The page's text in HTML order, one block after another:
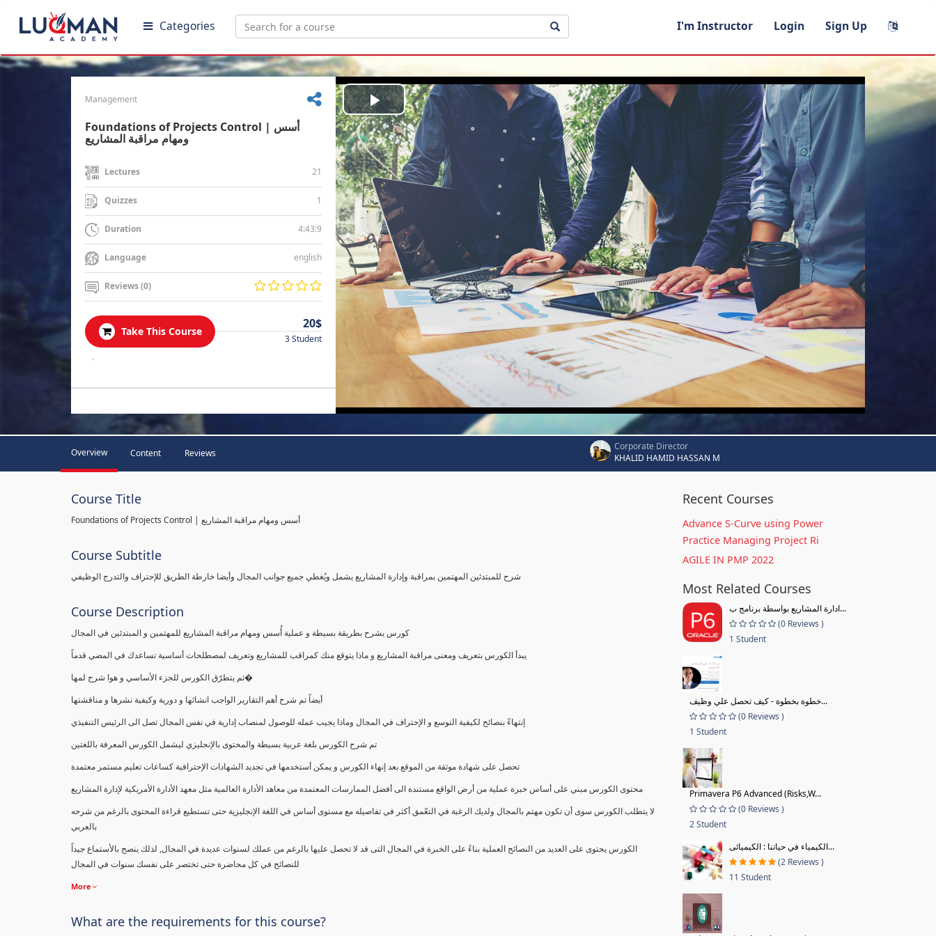
Categories I'm Instructor Login Sign Up
Management
Foundations of Projects Control | أسس
ومهام مراقبة المشاريع
Lectures 21
Quizzes 1
Duration 4:43:9
Language english
Reviews (0)
Take This Course
20$
3 Student
.
Play
Video
Overview Content Reviews
Corporate Director
KHALID HAMID HASSAN M
Course Title
Foundations of Projects Control | أسس ومهام مراقبة المشاريع
Course Subtitle
شرح للمبتدئين المهتمين بمراقبة وإدارة المشاريع يشمل ويُغطي جميع جوانب المجال وأيضا خارطة الطريق للإحتراف والتدرج الوظيفي
Course Description
كورس يشرح بطريقة بسيطة و عملية أُسس ومهام مراقبة المشاريع للمهتمين و المبتدئين في المجال
يبدأ الكورس بتعريف ومعنى مراقبة المشاريع و ماذا يتوقع منك كمراقب للمشاريع وتعريف لمصطلحات أساسية تساعدك في المضي قدماً
ثم يتطرّق الكورس للجزء الأساسي و هوا شرح لمها�
أيضاً تم شرح أهم التقارير الواجب انشائها و دورية وكيفية نشرها و مناقشتها
إنتهاءً بنصائح لكيفية التوسع و الإحتراف في المجال وماذا يجيب عمله للوصول لمنصاب إدارية في نفس المجال تصل الى الرئيس التنفيذي
تم شرح الكورس بلغة عربية بسيطة والمحتوى بالإنجليزي ليشمل الكورس المعرفة باللغتين
تحصل على شهادة موثقة من الموقع بعد إنهاء الكورس و يمكن أستخدمها في تجديد الشهادات الإحترافية كساعات تعليم مستمر معتمدة
محتوى الكورس مبني على أساس خبرة عملية من أرض الواقع مستندة الى أفضل الممارسات المعتمدة من معاهد الأدارة العالمية مثل معهد الأدارة الأمريكية لإدارة المشاريع
لا يتطلب الكورس سوى أن تكون مهتم بالمجال ولديك الرغبة في التعّمق أكثر في تفاصيله مع مستوى أساس في اللغة الإنجليزية حتى تستطيع قراءة المحتوى بالرغم من شرحه
بالعربي
الكورس يحتوى على العديد من النصائح العملية بناءً على الخبرة في المجال التى قد لا تحصل عليها بالرغم من عملك لسنوات عديدة في المجال, لذلك ينصح بالأستماع جيداً
للنصائح في كل محاضرة حتى تختصر على نفسك سنوات في المجال
More
What are the requirements for this course?
Recent Courses
Advance S-Curve using Power
Practice Managing Project Ri
AGILE IN PMP 2022
Most Related Courses
ادارة المشاريع بواسطة برنامج ب...
(0 Reviews )
1 Student
خطوة بخطوة - كيف تحصل علي وظيف...
(0 Reviews )
1 Student
Primavera P6 Advanced (Risks,W...
(0 Reviews )
2 Student
الكيمياء في حياتنا : الكيميائى...
(2 Reviews )
11 Student